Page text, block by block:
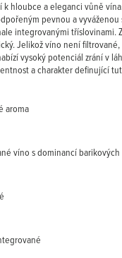
k hloubce a eleganci vůně
pevnou a vyváženou
integrovanými tříslovinami.
Jelikož víno není filtrované,
vysoký potenciál zrání v
a charakter definující
aroma
víno s dominancí barikových